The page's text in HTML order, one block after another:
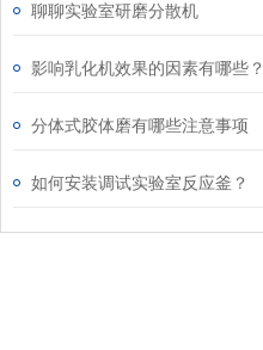
聊聊实验室研磨分散机
影响乳化机效果的因素有哪些？
分体式胶体磨有哪些注意事项
如何安装调试实验室反应釜？